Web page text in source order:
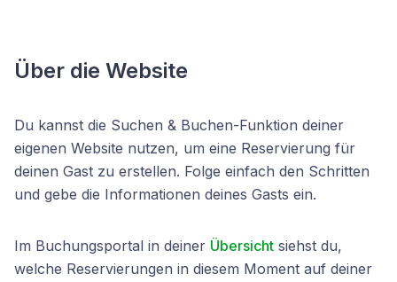
Über die Website
Du kannst die Suchen & Buchen-Funktion deiner
eigenen Website nutzen, um eine Reservierung für
deinen Gast zu erstellen. Folge einfach den Schritten
und gebe die Informationen deines Gasts ein.
Im Buchungsportal in deiner Übersicht siehst du,
welche Reservierungen in diesem Moment auf deiner